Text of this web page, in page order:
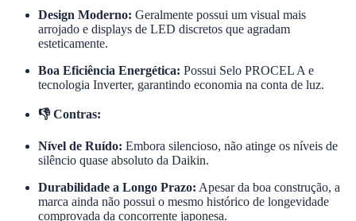
Design Moderno: Geralmente possui um visual mais
arrojado e displays de LED discretos que agradam
esteticamente.
Boa Eficiência Energética: Possui Selo PROCEL A e
tecnologia Inverter, garantindo economia na conta de luz.
👎 Contras:
Nível de Ruído: Embora silencioso, não atinge os níveis de
silêncio quase absoluto da Daikin.
Durabilidade a Longo Prazo: Apesar da boa construção, a
marca ainda não possui o mesmo histórico de longevidade
comprovada da concorrente japonesa.